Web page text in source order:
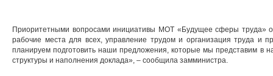
Приоритетными вопросами инициативы МОТ «Будущее сферы труда»
рабочие места для всех, управление трудом и организация труда и
планируем подготовить наши предложения, которые мы представим в
структуры и наполнения доклада», – сообщила замминистра.